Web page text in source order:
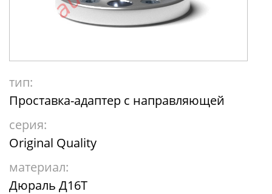
тип:
Проставка-адаптер с направляющей
серия:
Original Quality
материал:
Дюраль Д16Т